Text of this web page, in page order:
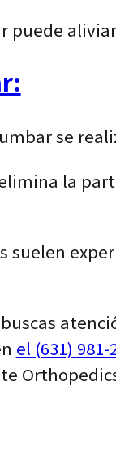
puede
se
la
suelen
el (631) 981-